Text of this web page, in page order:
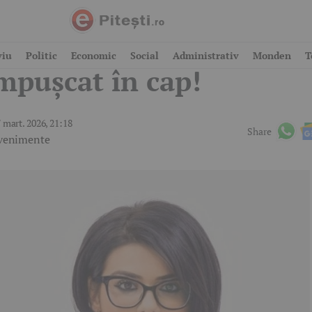
Politic Economic Social Administrativ Monden
de 38 de ani
în cap!
mart. 2026, 21:18
Share